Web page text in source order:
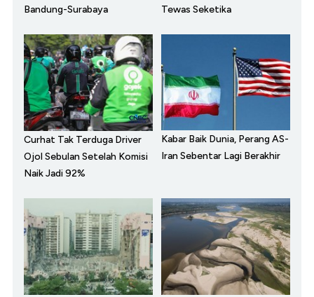
Bandung-Surabaya
Tewas Seketika
Curhat Tak Terduga Driver
Ojol Sebulan Setelah Komisi
Naik Jadi 92%
Kabar Baik Dunia, Perang AS-
Iran Sebentar Lagi Berakhir